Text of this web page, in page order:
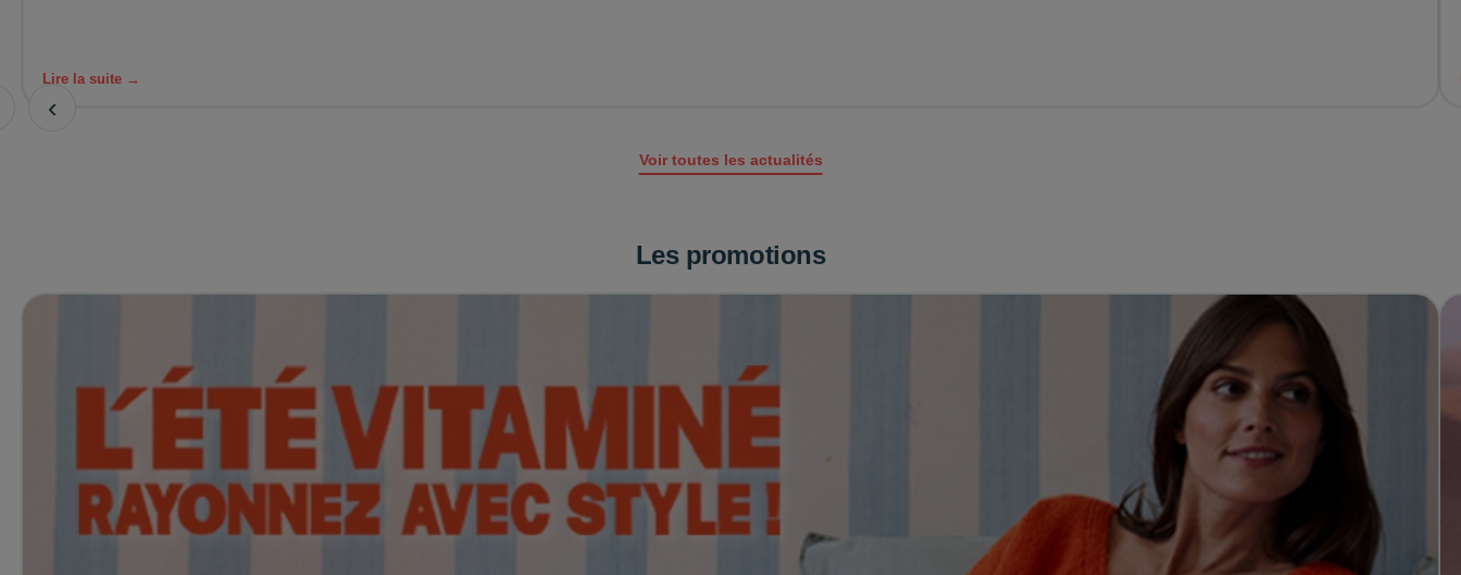
Lire la suite →
‹
Voir toutes les actualités
Les promotions